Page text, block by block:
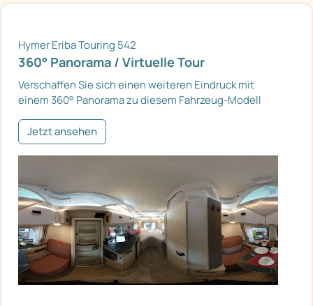
Hymer Eriba Touring 542
360° Panorama / Virtuelle Tour
Verschaffen Sie sich einen weiteren Eindruck mit
einem 360° Panorama zu diesem Fahrzeug-Modell
Jetzt ansehen